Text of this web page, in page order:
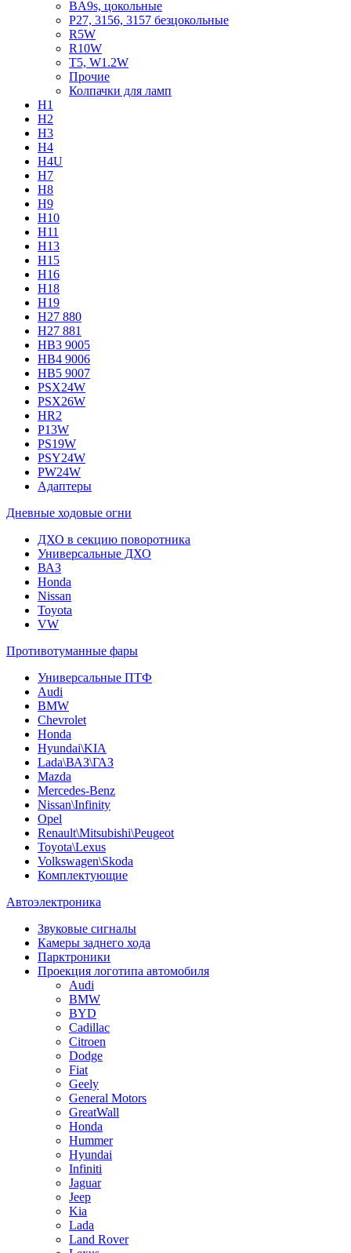
BA9s, цокольные
P27, 3156, 3157 безцокольные
R5W
R10W
T5, W1.2W
Прочие
Колпачки для ламп
H1
H2
H3
H4
H4U
H7
H8
H9
H10
H11
H13
H15
H16
H18
H19
H27 880
H27 881
HB3 9005
HB4 9006
HB5 9007
PSX24W
PSX26W
HR2
P13W
PS19W
PSY24W
PW24W
Адаптеры
Дневные ходовые огни
ДХО в секцию поворотника
Универсальные ДХО
ВАЗ
Honda
Nissan
Toyota
VW
Противотуманные фары
Универсальные ПТФ
Audi
BMW
Chevrolet
Honda
Hyundai\KIA
Lada\ВАЗ\ГАЗ
Mazda
Mercedes-Benz
Nissan\Infinity
Opel
Renault\Mitsubishi\Peugeot
Toyota\Lexus
Volkswagen\Skoda
Комплектующие
Автоэлектроника
Звуковые сигналы
Камеры заднего хода
Парктроники
Проекция логотипа автомобиля
Audi
BMW
BYD
Cadillac
Citroen
Dodge
Fiat
Geely
General Motors
GreatWall
Honda
Hummer
Hyundai
Infiniti
Jaguar
Jeep
Kia
Lada
Land Rover